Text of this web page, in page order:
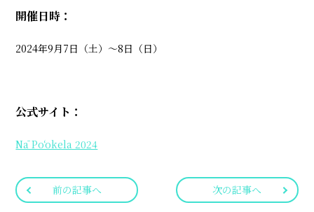
開催日時：
2024年9月7日（土）〜8日（日）
公式サイト：
Nā Poʻokela 2024
前の記事へ 次の記事へ